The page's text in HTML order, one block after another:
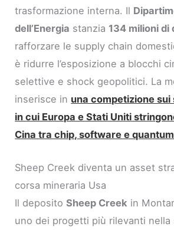
trasformazione interna. Il
dell’Energia stanzia 134 milioni di
rafforzare le supply chain
è ridurre l’esposizione a blocchi
selettive e shock geopolitici. La
inserisce in una competizione
in cui Europa e Stati Uniti
Cina tra chip, software e
Sheep Creek diventa un asset
corsa mineraria Usa
Il depositoSheep Creek in
uno dei progetti più rilevanti nella